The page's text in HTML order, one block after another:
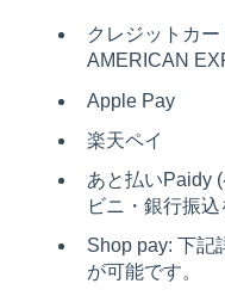
クレジットカ
AMERICAN
Apple Pay
楽天ペイ
あと払いPaidy
ビニ・銀行振込
Shop pay: 下記
が可能です。